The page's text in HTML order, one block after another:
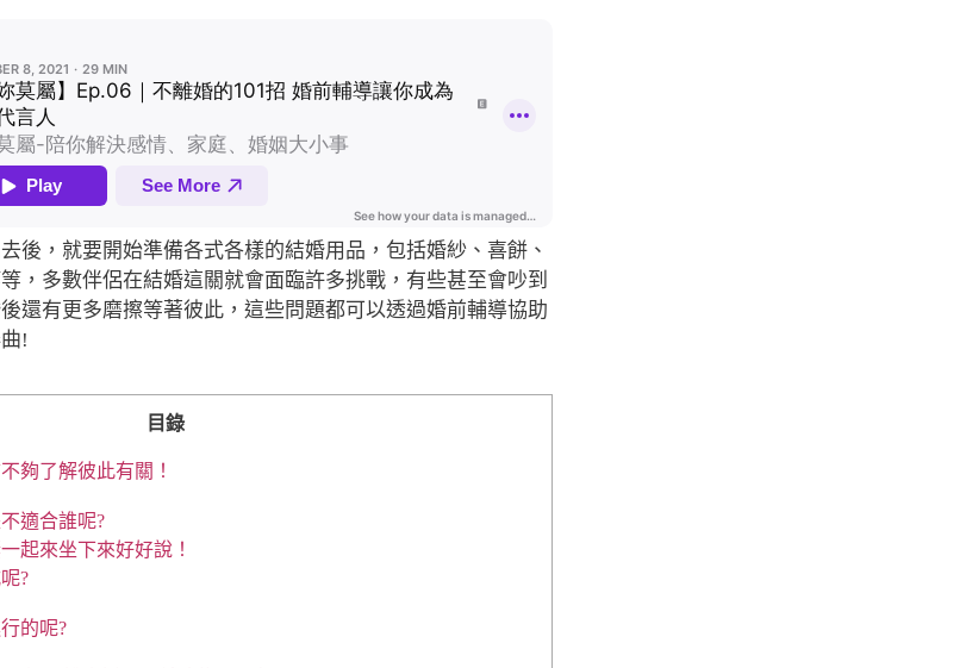
後，就要開始準備各式各樣的結婚用品，包括婚紗、喜餅、
，多數伴侶在結婚這關就會面臨許多挑戰，有些甚至會吵到
還有更多磨擦等著彼此，這些問題都可以透過婚前輔導協助
!
目錄
夠了解彼此有關！
適合誰呢?
起來坐下來好好說！
?
的呢?